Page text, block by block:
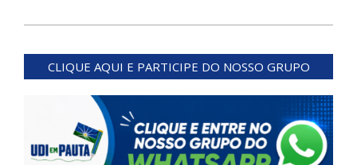
12-
CLIQUE AQUI E PARTICIPE DO NOSSO GRUPO